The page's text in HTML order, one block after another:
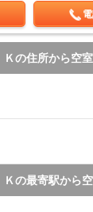
の住所から空
の最寄駅から